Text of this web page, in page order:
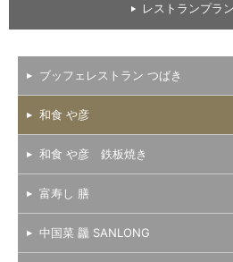
レストランプラ
ブッフェレストラン つばき
和食 や彦
和食 や彦 鉄板焼き
富寿し 膳
中国菜 龘 SANLONG